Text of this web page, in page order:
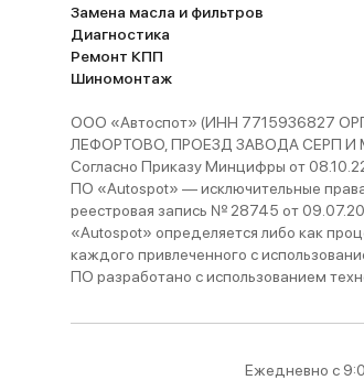
Замена масла и фильтров
Диагностика
Ремонт КПП
Шиномонтаж
ООО «Автоспот» (ИНН 7715936827
ЛЕФОРТОВО, ПРОЕЗД ЗАВОДА СЕРП И
Согласно Приказу Минцифры от
ПО «Autospot» — исключительные
реестровая запись № 28745 от
«Autospot» определяется либо как
каждого привлеченного с
ПО разработано с использованием
Ежедневно с